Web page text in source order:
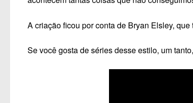
A criação ficou por conta de Bryan Elsley, que
Se você gosta de séries desse estilo, um